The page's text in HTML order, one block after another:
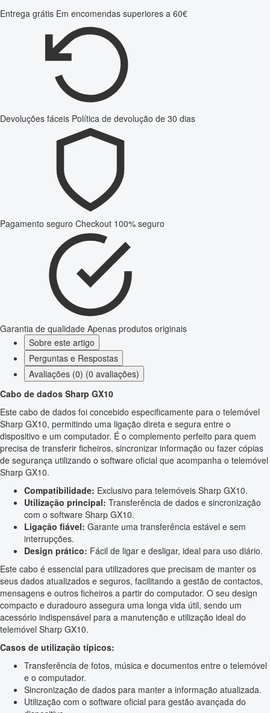
Entrega grátis Em encomendas superiores a 60€
Devoluções fáceis Política de devolução de 30 dias
Pagamento seguro Checkout 100% seguro
Garantia de qualidade Apenas produtos originais
Sobre este artigo
Perguntas e Respostas
Avaliações (0) (0 avaliações)
Cabo de dados Sharp GX10
Este cabo de dados foi concebido especificamente para o telemóvel
Sharp GX10, permitindo uma ligação direta e segura entre o
dispositivo e um computador. É o complemento perfeito para quem
precisa de transferir ficheiros, sincronizar informação ou fazer cópias
de segurança utilizando o software oficial que acompanha o telemóvel
Sharp GX10.
Compatibilidade: Exclusivo para telemóveis Sharp GX10.
Utilização principal: Transferência de dados e sincronização
com o software Sharp GX10.
Ligação fiável: Garante uma transferência estável e sem
interrupções.
Design prático: Fácil de ligar e desligar, ideal para uso diário.
Este cabo é essencial para utilizadores que precisam de manter os
seus dados atualizados e seguros, facilitando a gestão de contactos,
mensagens e outros ficheiros a partir do computador. O seu design
compacto e duradouro assegura uma longa vida útil, sendo um
acessório indispensável para a manutenção e utilização ideal do
telemóvel Sharp GX10.
Casos de utilização típicos:
Transferência de fotos, música e documentos entre o telemóvel
e o computador.
Sincronização de dados para manter a informação atualizada.
Utilização com o software oficial para gestão avançada do